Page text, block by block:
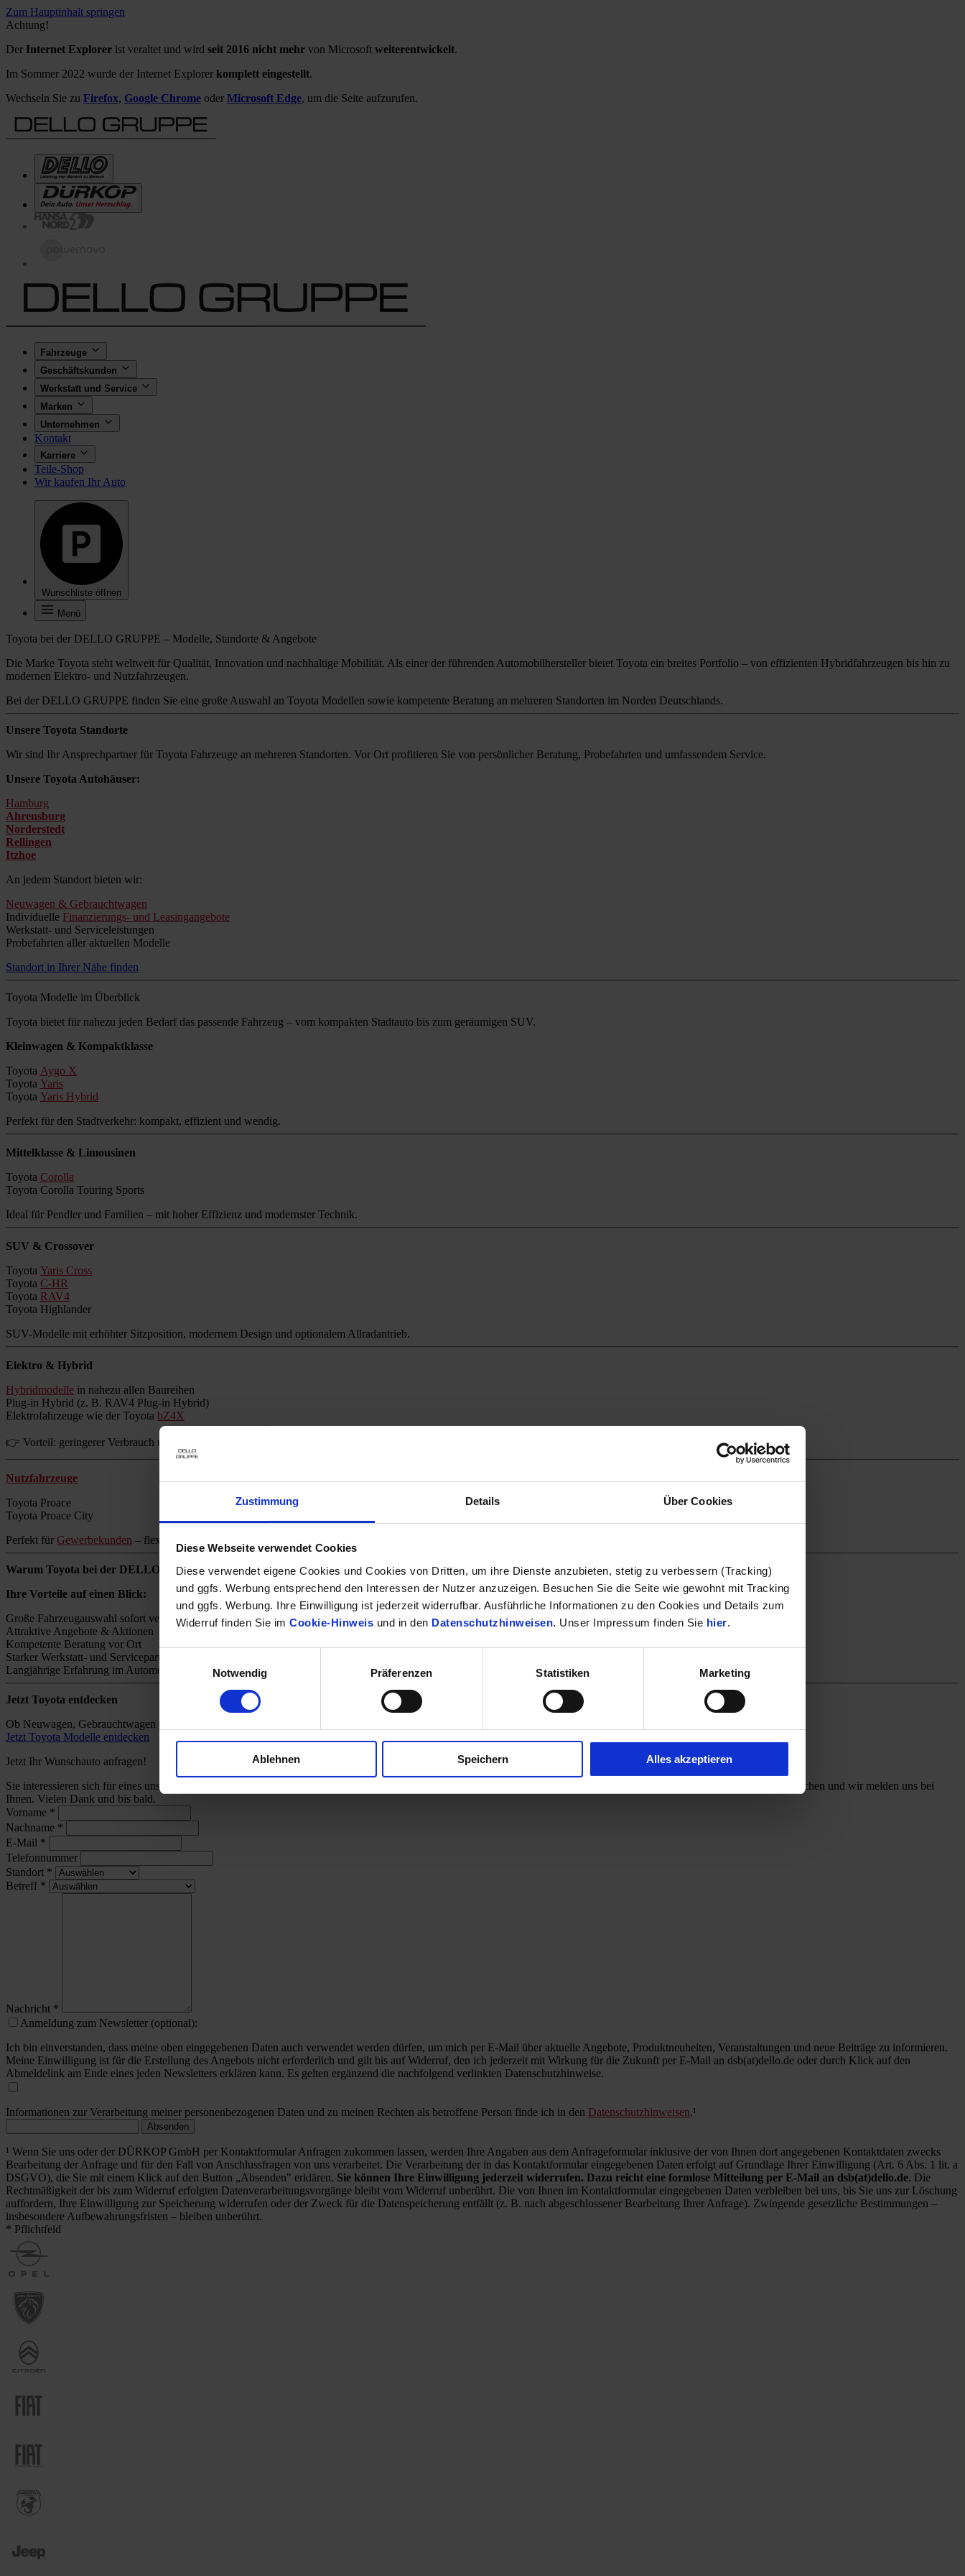
Zustimmung Details Über Cookies
Diese Webseite verwendet Cookies
Diese verwendet eigene Cookies und Cookies von Dritten, um ihre Dienste anzubieten, stetig zu verbessern (Tracking)
und ggfs. Werbung entsprechend den Interessen der Nutzer anzuzeigen. Besuchen Sie die Seite wie gewohnt mit Tracking
und ggfs. Werbung. Ihre Einwilligung ist jederzeit widerrufbar. Ausführliche Informationen zu den Cookies und Details zum
Widerruf finden Sie im Cookie-Hinweis und in den Datenschutzhinweisen. Unser Impressum finden Sie hier.
Einwilligungsauswahl
Notwendig
Präferenzen Statistiken Marketing
Ablehnen Speichern Alles akzeptieren
Zum Hauptinhalt springen
Achtung!
Der Internet Explorer ist veraltet und wird seit 2016 nicht mehr von Microsoft weiterentwickelt.
Im Sommer 2022 wurde der Internet Explorer komplett eingestellt.
Wechseln Sie zu Firefox, Google Chrome oder Microsoft Edge, um die Seite aufzurufen.
Fahrzeuge
Geschäftskunden
Werkstatt und Service
Marken
Unternehmen
Kontakt
Karriere
Teile-Shop
Wir kaufen Ihr Auto
Wunschliste öffnen
Menü
Toyota bei der DELLO GRUPPE – Modelle, Standorte & Angebote
Die Marke Toyota steht weltweit für Qualität, Innovation und nachhaltige Mobilität. Als einer der führenden Automobilhersteller bietet Toyota ein breites Portfolio – von effizienten Hybridfahrzeugen bis hin zu
modernen Elektro- und Nutzfahrzeugen.
Bei der DELLO GRUPPE finden Sie eine große Auswahl an Toyota Modellen sowie kompetente Beratung an mehreren Standorten im Norden Deutschlands.
Unsere Toyota Standorte
Wir sind Ihr Ansprechpartner für Toyota Fahrzeuge an mehreren Standorten. Vor Ort profitieren Sie von persönlicher Beratung, Probefahrten und umfassendem Service.
Unsere Toyota Autohäuser:
Hamburg
Ahrensburg
Norderstedt
Rellingen
Itzhoe
An jedem Standort bieten wir:
Neuwagen & Gebrauchtwagen
Individuelle Finanzierungs- und Leasingangebote
Werkstatt- und Serviceleistungen
Probefahrten aller aktuellen Modelle
Standort in Ihrer Nähe finden
Toyota Modelle im Überblick
Toyota bietet für nahezu jeden Bedarf das passende Fahrzeug – vom kompakten Stadtauto bis zum geräumigen SUV.
Kleinwagen & Kompaktklasse
Toyota Aygo X
Toyota Yaris
Toyota Yaris Hybrid
Perfekt für den Stadtverkehr: kompakt, effizient und wendig.
Mittelklasse & Limousinen
Toyota Corolla
Toyota Corolla Touring Sports
Ideal für Pendler und Familien – mit hoher Effizienz und modernster Technik.
SUV & Crossover
Toyota Yaris Cross
Toyota C-HR
Toyota RAV4
Toyota Highlander
SUV-Modelle mit erhöhter Sitzposition, modernem Design und optionalem Allradantrieb.
Elektro & Hybrid
Hybridmodelle in nahezu allen Baureihen
Plug-in Hybrid (z. B. RAV4 Plug-in Hybrid)
Elektrofahrzeuge wie der Toyota bZ4X
👉 Vorteil: geringerer Verbrauch und reduzierte Emissionen ohne Reichweitenangst.
Nutzfahrzeuge
Toyota Proace
Toyota Proace City
Perfekt für Gewerbekunden – flexibel, zuverlässig und wirtschaftlich.
Warum Toyota bei der DELLO GRUPPE kaufen?
Ihre Vorteile auf einen Blick:
Große Fahrzeugauswahl sofort verfügbar
Attraktive Angebote & Aktionen
Kompetente Beratung vor Ort
Starker Werkstatt- und Servicepartner
Langjährige Erfahrung im Automobilhandel
Jetzt Toyota entdecken
Ob Neuwagen, Gebrauchtwagen oder individuelles Angebot – bei uns finden Sie Ihr passendes Toyota Fahrzeug.
Jetzt Toyota Modelle entdecken
Jetzt Ihr Wunschauto anfragen!
Sie interessieren sich für eines unserer Toyota-Modelle und wünschen eine Kontaktaufnahme? Sehr gerne! Teilen Sie uns einfach im Betreff mit, welchen Kontaktweg Sie wünschen und wir melden uns bei
Ihnen. Vielen Dank und bis bald.
Vorname *
Nachname *
E-Mail *
Telefonnummer
Standort *
Betreff *
Nachricht *
Anmeldung zum Newsletter (optional):
Ich bin einverstanden, dass meine oben eingegebenen Daten auch verwendet werden dürfen, um mich per E-Mail über aktuelle Angebote, Produktneuheiten, Veranstaltungen und neue Beiträge zu informieren.
Meine Einwilligung ist für die Erstellung des Angebots nicht erforderlich und gilt bis auf Widerruf, den ich jederzeit mit Wirkung für die Zukunft per E-Mail an dsb(at)dello.de oder durch Klick auf den
Abmeldelink am Ende eines jeden Newsletters erklären kann. Es gelten ergänzend die nachfolgend verlinkten Datenschutzhinweise.
Informationen zur Verarbeitung meiner personenbezogenen Daten und zu meinen Rechten als betroffene Person finde ich in den Datenschutzhinweisen.¹
Absenden
¹ Wenn Sie uns oder der DÜRKOP GmbH per Kontaktformular Anfragen zukommen lassen, werden Ihre Angaben aus dem Anfrageformular inklusive der von Ihnen dort angegebenen Kontaktdaten zwecks
Bearbeitung der Anfrage und für den Fall von Anschlussfragen von uns verarbeitet. Die Verarbeitung der in das Kontaktformular eingegebenen Daten erfolgt auf Grundlage Ihrer Einwilligung (Art. 6 Abs. 1 lit. a
DSGVO), die Sie mit einem Klick auf den Button „Absenden" erklären. Sie können Ihre Einwilligung jederzeit widerrufen. Dazu reicht eine formlose Mitteilung per E-Mail an dsb(at)dello.de. Die
Rechtmäßigkeit der bis zum Widerruf erfolgten Datenverarbeitungsvorgänge bleibt vom Widerruf unberührt. Die von Ihnen im Kontaktformular eingegebenen Daten verbleiben bei uns, bis Sie uns zur Löschung
auffordern, Ihre Einwilligung zur Speicherung widerrufen oder der Zweck für die Datenspeicherung entfällt (z. B. nach abgeschlossener Bearbeitung Ihrer Anfrage). Zwingende gesetzliche Bestimmungen –
insbesondere Aufbewahrungsfristen – bleiben unberührt.
* Pflichtfeld